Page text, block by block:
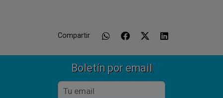
Compartir
Boletín por email